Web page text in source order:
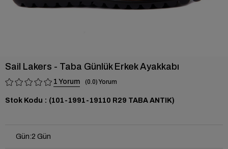
Sail Lakers - Taba Günlük Erkek Ayakkabı
1 0.0
Stok Kodu (101-1991-19110 R29 TABA ANTIK)
Gün:2 Gün